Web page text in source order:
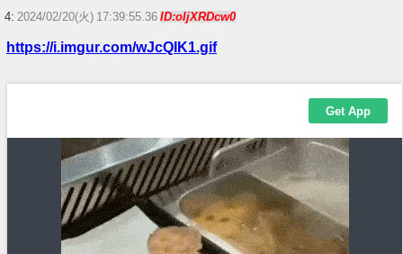
4: 2024/02/20(火) 17:39:55.36 ID:oIjXRDcw0
https://i.imgur.com/wJcQIK1.gif